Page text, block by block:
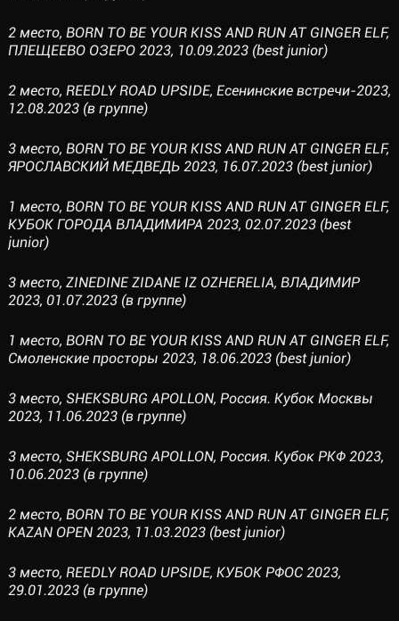
2 место, BORN TO BE YOUR KISS AND RUN AT GINGER ELF,
ПЛЕЩЕЕВО ОЗЕРО 2023, 10.09.2023 (best junior)
2 место, REEDLY ROAD UPSIDE, Есенинские встречи-2023,
12.08.2023 (в группе)
3 место, BORN TO BE YOUR KISS AND RUN AT GINGER ELF,
ЯРОСЛАВСКИЙ МЕДВЕДЬ 2023, 16.07.2023 (best junior)
1 место, BORN TO BE YOUR KISS AND RUN AT GINGER ELF,
КУБОК ГОРОДА ВЛАДИМИРА 2023, 02.07.2023 (best
junior)
3 место, ZINEDINE ZIDANE IZ OZHERELIA, ВЛАДИМИР
2023, 01.07.2023 (в группе)
1 место, BORN TO BE YOUR KISS AND RUN AT GINGER ELF,
Смоленские просторы 2023, 18.06.2023 (best junior)
3 место, SHEKSBURG APOLLON, Россия. Кубок Москвы
2023, 11.06.2023 (в группе)
3 место, SHEKSBURG APOLLON, Россия. Кубок РКФ 2023,
10.06.2023 (в группе)
2 место, BORN TO BE YOUR KISS AND RUN AT GINGER ELF,
KAZAN OPEN 2023, 11.03.2023 (best junior)
3 место, REEDLY ROAD UPSIDE, КУБОК РФОС 2023,
29.01.2023 (в группе)